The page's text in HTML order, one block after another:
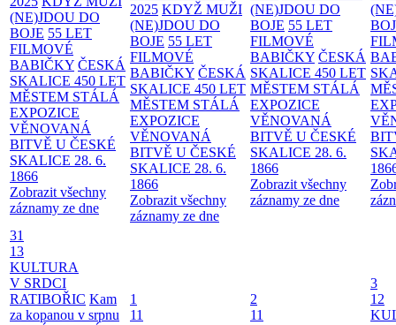
(NE)JDOU DO
BOJE 55 LET
FILMOVÉ
BABIČKY ČESKÁ
SKALICE 450 LET
MĚSTEM STÁLÁ
EXPOZICE
VĚNOVANÁ
BITVĚ U ČESKÉ
SKALICE 28. 6.
1866
Zobrazit všechny
záznamy ze dne
2025 KDYŽ MUŽI
(NE)JDOU DO
BOJE 55 LET
FILMOVÉ
BABIČKY ČESKÁ
SKALICE 450 LET
MĚSTEM STÁLÁ
EXPOZICE
VĚNOVANÁ
BITVĚ U ČESKÉ
SKALICE 28. 6.
1866
Zobrazit všechny
záznamy ze dne
(NE)JDOU DO
BOJE 55 LET
FILMOVÉ
BABIČKY ČESKÁ
SKALICE 450 LET
MĚSTEM STÁLÁ
EXPOZICE
VĚNOVANÁ
BITVĚ U ČESKÉ
SKALICE 28. 6.
1866
Zobrazit všechny
záznamy ze dne
31
13
KULTURA
V SRDCI
RATIBOŘIC Kam
za kopanou v srpnu
1
11
2
11
3
12